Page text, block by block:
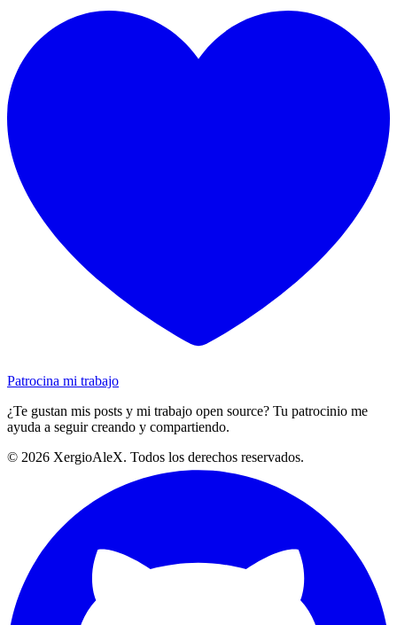
Patrocina mi trabajo
¿Te gustan mis posts y mi trabajo open source? Tu patrocinio me
ayuda a seguir creando y compartiendo.
© 2026 XergioAleX. Todos los derechos reservados.